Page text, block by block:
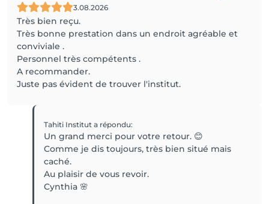
3.08.2026
Très bien reçu.
Très bonne prestation dans un endroit agréable et
conviviale .
Personnel très compétents .
A recommander.
Juste pas évident de trouver l'institut.
Tahiti Instituta répondu:
Un grand merci pour votre retour. 😊
Comme je dis toujours, très bien situé mais
caché.
Au plaisir de vous revoir.
Cynthia 🌸